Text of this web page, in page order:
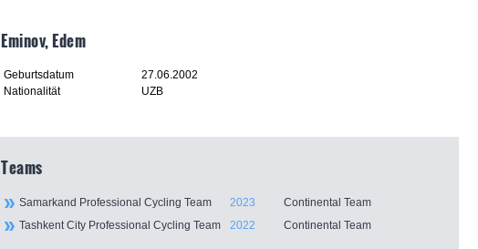
Eminov, Edem
Geburtsdatum
27.06.2002
Nationalität
UZB
Teams
Samarkand Professional Cycling Team 2023
Continental Team
Tashkent City Professional Cycling Team
2022 Continental Team